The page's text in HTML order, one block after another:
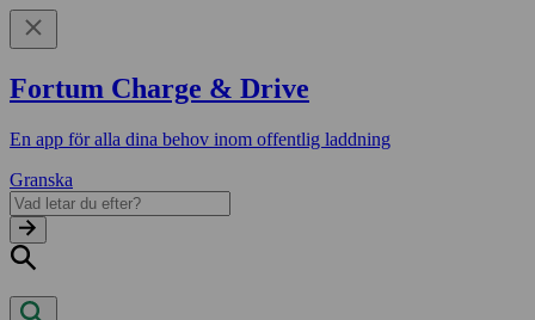
Fortum Charge & Drive
En app för alla dina behov inom offentlig laddning
Granska